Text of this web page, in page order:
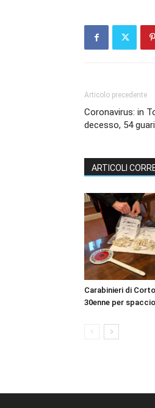
Articolo precedente
Coronavirus: in
decesso, 54
ARTICOLI
Carabinieri di
30enne per